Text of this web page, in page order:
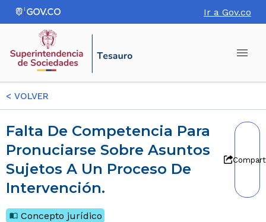
Ir a Gov.co
< VOLVER
Falta De Competencia Para
Pronuciarse Sobre Asuntos
Sujetos A Un Proceso De
Intervención.
Concepto jurídico